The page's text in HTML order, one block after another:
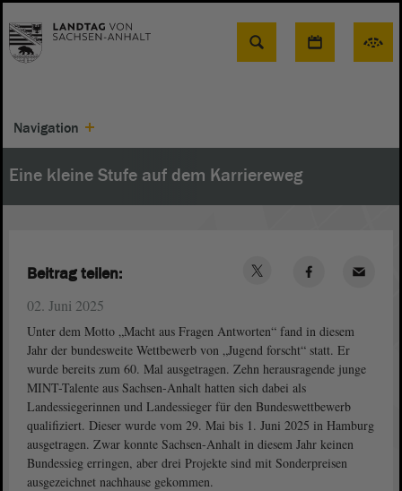
Suche
Navigation
Eine kleine Stufe auf dem Karriereweg
02. Juni 2025
Unter dem Motto „Macht aus Fragen Antworten“ fand in diesem
Jahr der bundesweite Wettbewerb von „Jugend forscht“ statt. Er
wurde bereits zum 60. Mal ausgetragen. Zehn herausragende junge
MINT-Talente aus Sachsen-Anhalt hatten sich dabei als
Landessiegerinnen und Landessieger für den Bundeswettbewerb
qualifiziert. Dieser wurde vom 29. Mai bis 1. Juni 2025 in Hamburg
ausgetragen. Zwar konnte Sachsen-Anhalt in diesem Jahr keinen
Bundessieg erringen, aber drei Projekte sind mit Sonderpreisen
ausgezeichnet nachhause gekommen.
Beitrag teilen: